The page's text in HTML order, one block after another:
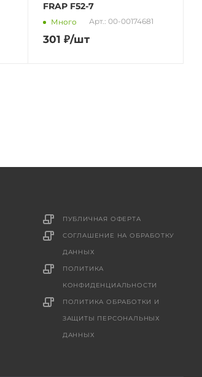
FRAP F52-7
Много Арт.: 00-00174681
301 ₽/шт
ПУБЛИЧНАЯ ОФЕРТА
СОГЛАШЕНИЕ НА ОБРАБОТКУ
ДАННЫХ
ПОЛИТИКА
КОНФИДЕНЦИАЛЬНОСТИ
ПОЛИТИКА ОБРАБОТКИ И
ЗАЩИТЫ ПЕРСОНАЛЬНЫХ
ДАННЫХ